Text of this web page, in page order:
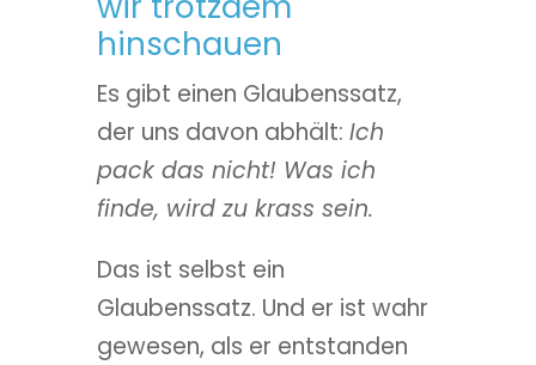
hinschauen
Es gibt einen Glaubenssatz,
der uns davon abhält: Ich
pack das nicht! Was ich
finde, wird zu krass sein.
Das ist selbst ein
Glaubenssatz. Und er ist wahr
gewesen, als er entstanden